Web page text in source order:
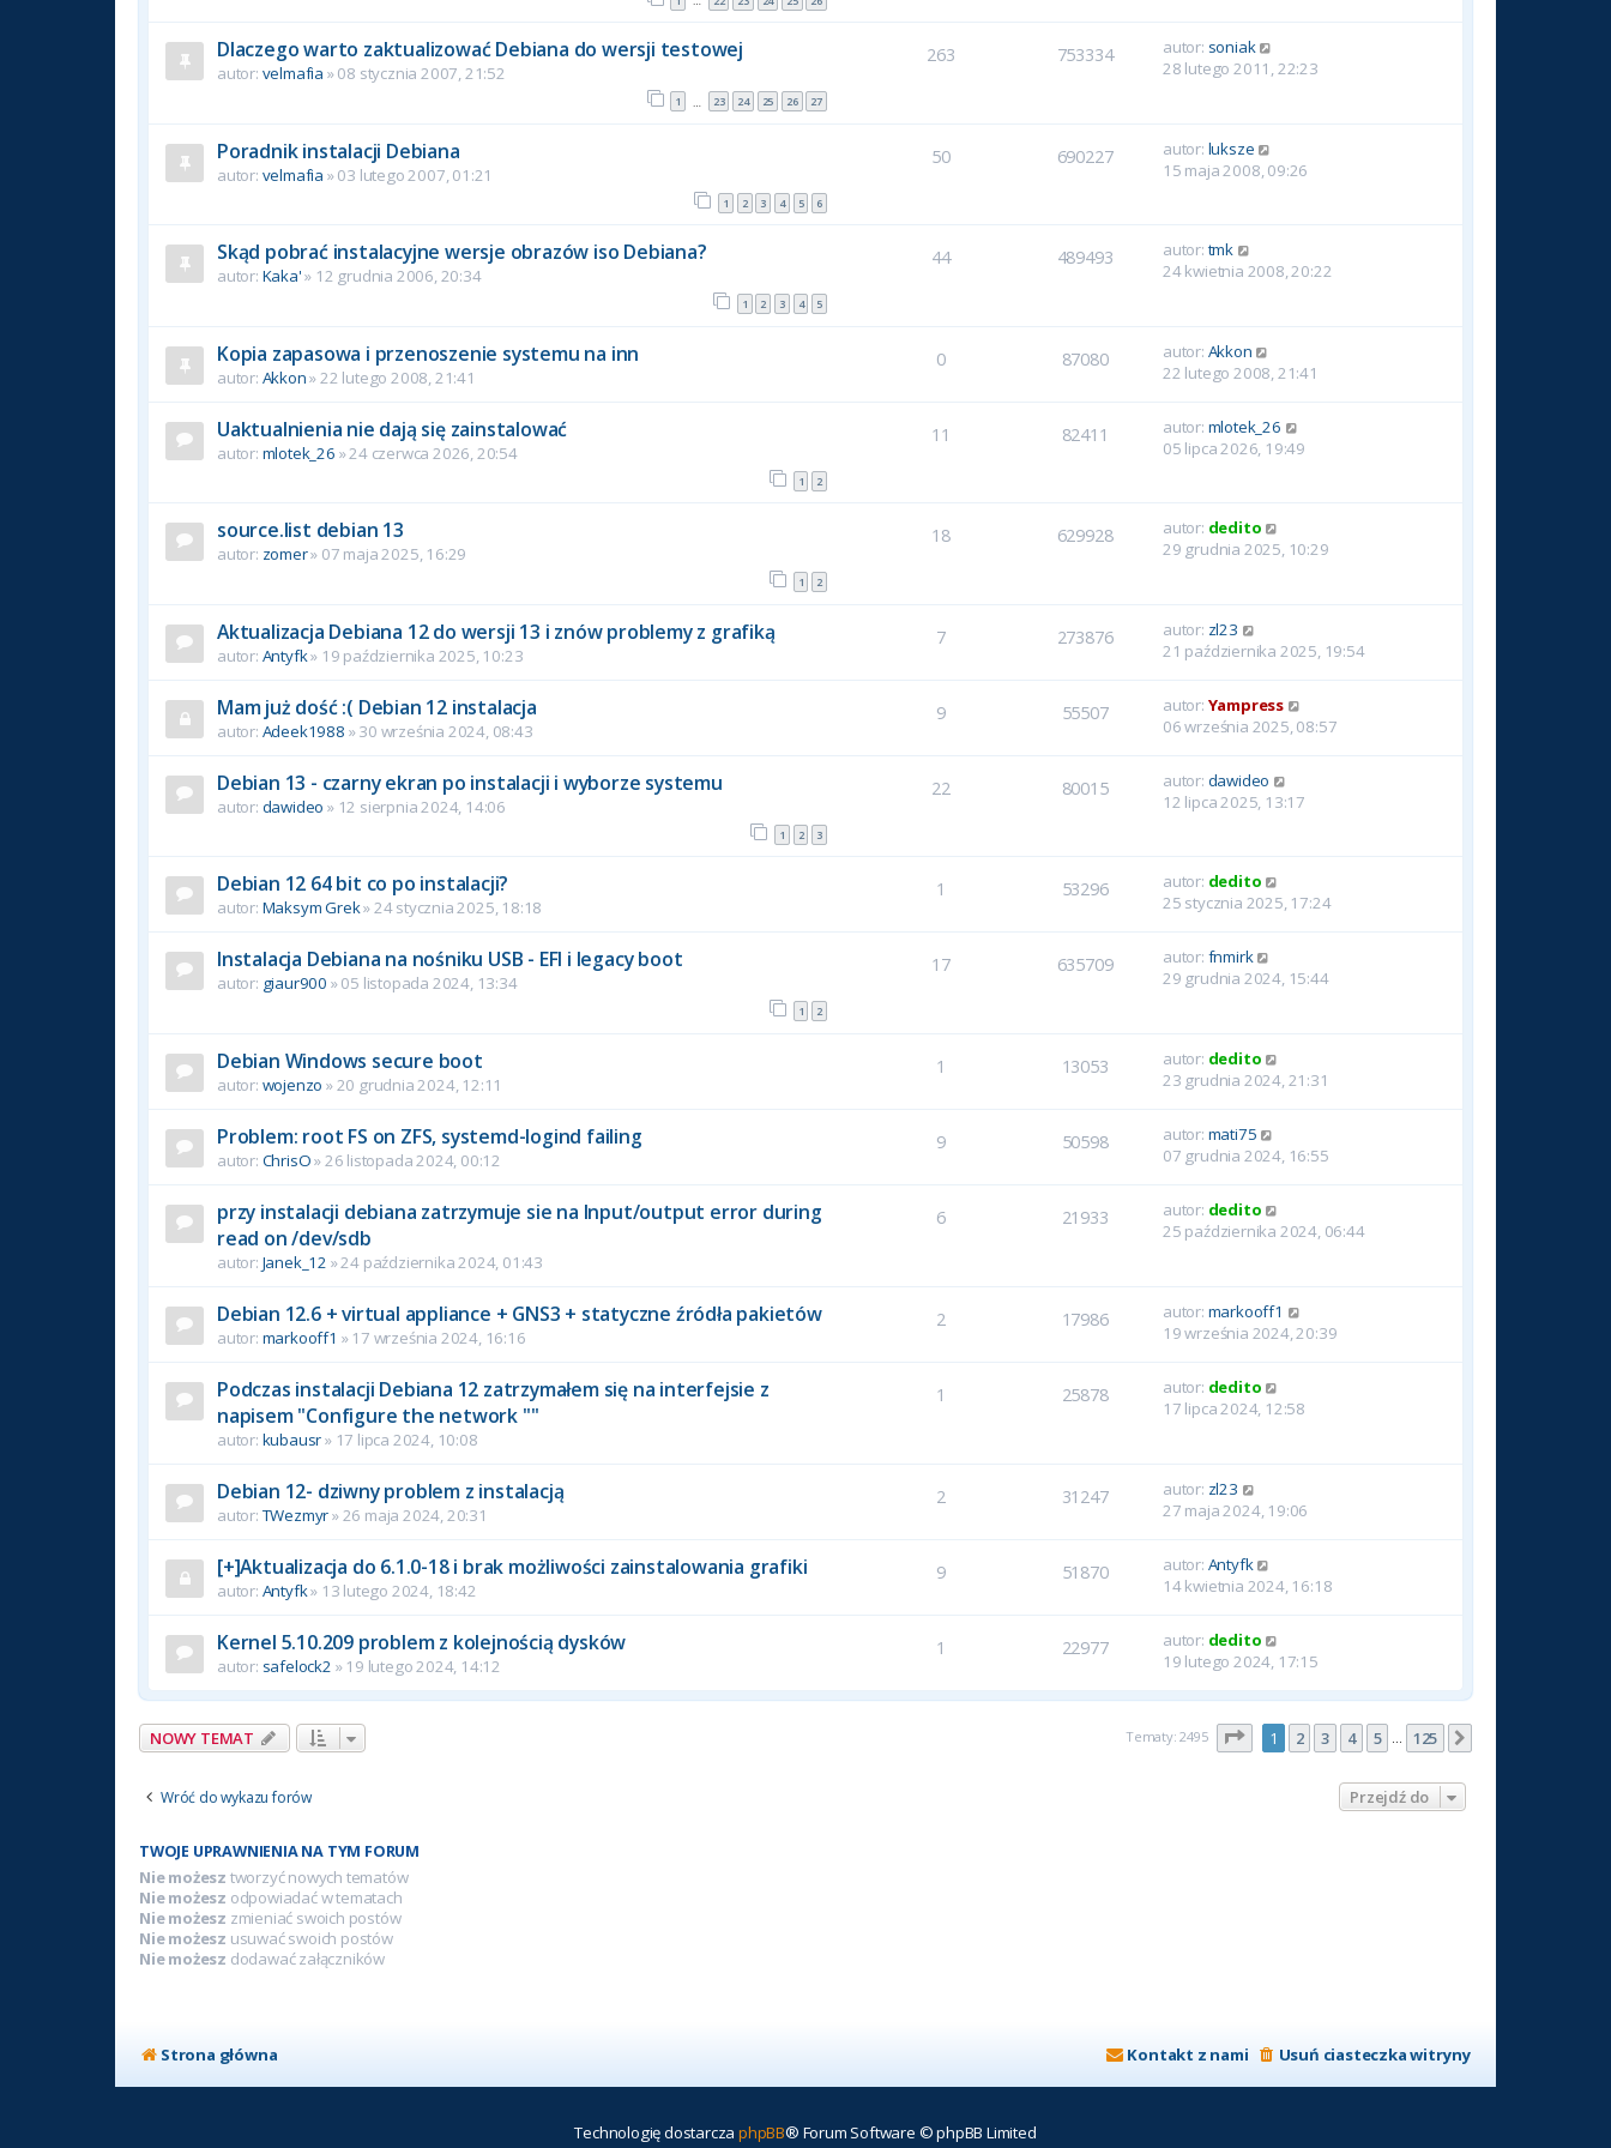
Dlaczego warto zaktualizować Debiana do wersji testowej
autor: velmafia » 08 stycznia 2007, 21:52
1 … 23 24 25 26 27
263 753334 autor: soniak
28 lutego 2011, 22:23
Poradnik instalacji Debiana
autor: velmafia » 03 lutego 2007, 01:21
1 2 3 4 5 6
50 690227 autor: luksze
15 maja 2008, 09:26
Skąd pobrać instalacyjne wersje obrazów iso Debiana?
autor: Kaka'» 12 grudnia 2006, 20:34
1 2 3 4 5
44 489493 autor: tmk
24 kwietnia 2008, 20:22
Kopia zapasowa i przenoszenie systemu na inn
autor: Akkon» 22 lutego 2008, 21:41
0 87080 autor: Akkon
22 lutego 2008, 21:41
Uaktualnienia nie dają się zainstalować
autor: mlotek_26 » 24 czerwca 2026, 20:54
1 2
11 82411 autor: mlotek_26
05 lipca 2026, 19:49
source.list debian 13
autor: zomer» 07 maja 2025, 16:29
1 2
18 629928 autor: dedito
29 grudnia 2025, 10:29
Aktualizacja Debiana 12 do wersji 13 i znów problemy z grafiką
autor: Antyfk» 19 października 2025, 10:23
7 273876 autor: zl23
21 października 2025, 19:54
Mam już dość :( Debian 12 instalacja
autor: Adeek1988 » 30 września 2024, 08:43
9 55507 autor: Yampress
06 września 2025, 08:57
Debian 13 - czarny ekran po instalacji i wyborze systemu
autor: dawideo » 12 sierpnia 2024, 14:06
1 2 3
22 80015 autor: dawideo
12 lipca 2025, 13:17
Debian 12 64 bit co po instalacji?
autor: Maksym Grek» 24 stycznia 2025, 18:18
1 53296 autor: dedito
25 stycznia 2025, 17:24
Instalacja Debiana na nośniku USB - EFI i legacy boot
autor: giaur900 » 05 listopada 2024, 13:34
1 2
17 635709 autor: fnmirk
29 grudnia 2024, 15:44
Debian Windows secure boot
autor: wojenzo » 20 grudnia 2024, 12:11
1 13053 autor: dedito
23 grudnia 2024, 21:31
Problem: root FS on ZFS, systemd-logind failing
autor: ChrisO» 26 listopada 2024, 00:12
9 50598 autor: mati75
07 grudnia 2024, 16:55
przy instalacji debiana zatrzymuje sie na Input/output error during
read on /dev/sdb
autor: Janek_12 » 24 października 2024, 01:43
6 21933 autor: dedito
25 października 2024, 06:44
Debian 12.6 + virtual appliance + GNS3 + statyczne źródła pakietów
autor: markooff1 » 17 września 2024, 16:16
2 17986 autor: markooff1
19 września 2024, 20:39
Podczas instalacji Debiana 12 zatrzymałem się na interfejsie z
napisem "Configure the network ""
autor: kubausr» 17 lipca 2024, 10:08
1 25878 autor: dedito
17 lipca 2024, 12:58
Debian 12- dziwny problem z instalacją
autor: TWezmyr» 26 maja 2024, 20:31
2 31247 autor: zl23
27 maja 2024, 19:06
[+]Aktualizacja do 6.1.0-18 i brak możliwości zainstalowania grafiki
autor: Antyfk» 13 lutego 2024, 18:42
9 51870 autor: Antyfk
14 kwietnia 2024, 16:18
Kernel 5.10.209 problem z kolejnością dysków
autor: safelock2 » 19 lutego 2024, 14:12
1 22977 autor: dedito
19 lutego 2024, 17:15
NOWY TEMAT Tematy: 2495 Strona1 z125
1 2 3 4 5 … 125
Wróć do wykazu forów Przejdź do
TWOJE UPRAWNIENIA NA TYM FORUM
Nie możesz tworzyć nowych tematów
Nie możesz odpowiadać w tematach
Nie możesz zmieniać swoich postów
Nie możesz usuwać swoich postów
Nie możesz dodawać załączników
Strona główna Usuń ciasteczka witryny
Kontakt z nami
Technologię dostarcza phpBB® Forum Software © phpBB Limited